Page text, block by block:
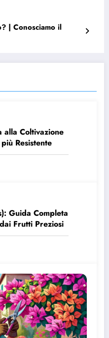
| Conosciamo il
alla Coltivazione
Resistente
Guida Completa
Frutti Preziosi